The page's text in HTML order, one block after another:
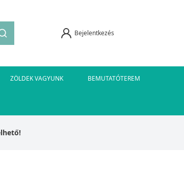
Bejelentkezés
ZÖLDEK VAGYUNK BEMUTATÓTEREM